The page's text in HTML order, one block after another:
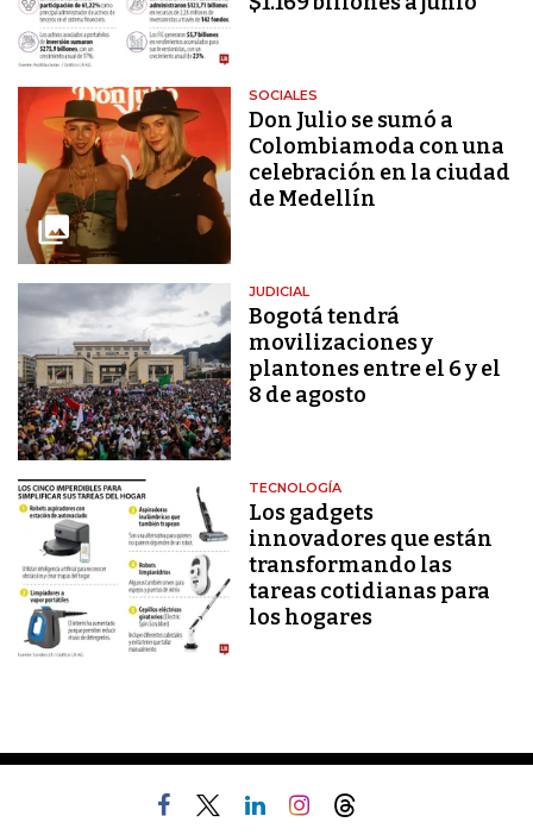
SOCIALES
Don Julio se sumó a
Colombiamoda con una
celebración en la ciudad
de Medellín
JUDICIAL
Bogotá tendrá
movilizaciones y
plantones entre el 6 y el
8 de agosto
TECNOLOGÍA
Los gadgets
innovadores que están
transformando las
tareas cotidianas para
los hogares